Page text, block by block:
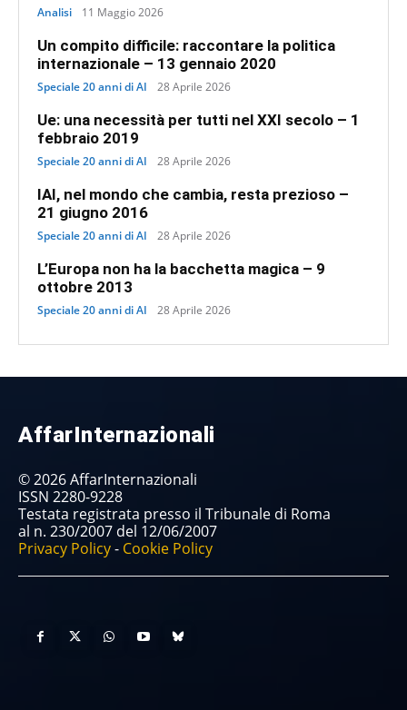
Analisi 11 Maggio 2026
Un compito difficile: raccontare la politica
internazionale – 13 gennaio 2020
Speciale 20 anni di AI 28 Aprile 2026
Ue: una necessità per tutti nel XXI secolo – 1
febbraio 2019
Speciale 20 anni di AI 28 Aprile 2026
IAI, nel mondo che cambia, resta prezioso –
21 giugno 2016
Speciale 20 anni di AI 28 Aprile 2026
L’Europa non ha la bacchetta magica – 9
ottobre 2013
Speciale 20 anni di AI 28 Aprile 2026
AffarInternazionali
© 2026 AffarInternazionali
ISSN 2280-9228
Testata registrata presso il Tribunale di Roma
al n. 230/2007 del 12/06/2007
Privacy Policy- Cookie Policy